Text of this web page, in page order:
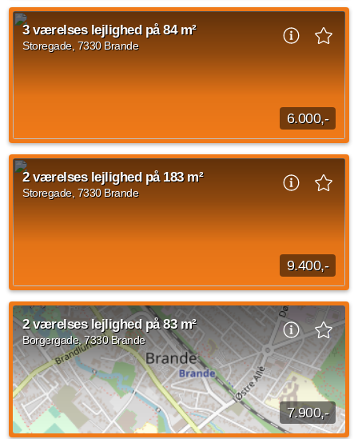
Noget om afdelingen Moderne boliger i hjertet af Brande I
Brande finder du denne skønne boligafdeling med 28 lyse og
moderne boliger, opført i stilfulde...
Kilde: Boligselskabet Fruehøjgaard
3 værelses lejlighed på 84 m²
Storegade, 7330 Brande
6.000,-
Lys og charmerende lejlighed på 2. sal i centrum af Brande.
Kom og oplev den selv for at få det bedste indtryk.
Lejligheden er kendetegnet ved trægulve...
2 værelses lejlighed på 183 m²
Storegade, 7330 Brande
9.400,-
2 værelses lejlighed beliggende Storegade, Brande med en
størrelse på 183 kvadratmeter. Den månedlige husleje er på
9.400 kroner og forbrug er på 1.300...
Kilde: EDC
2 vær. 183 m² efter aftale
2 værelses lejlighed på 83 m²
Borgergade, 7330 Brande
7.900,-